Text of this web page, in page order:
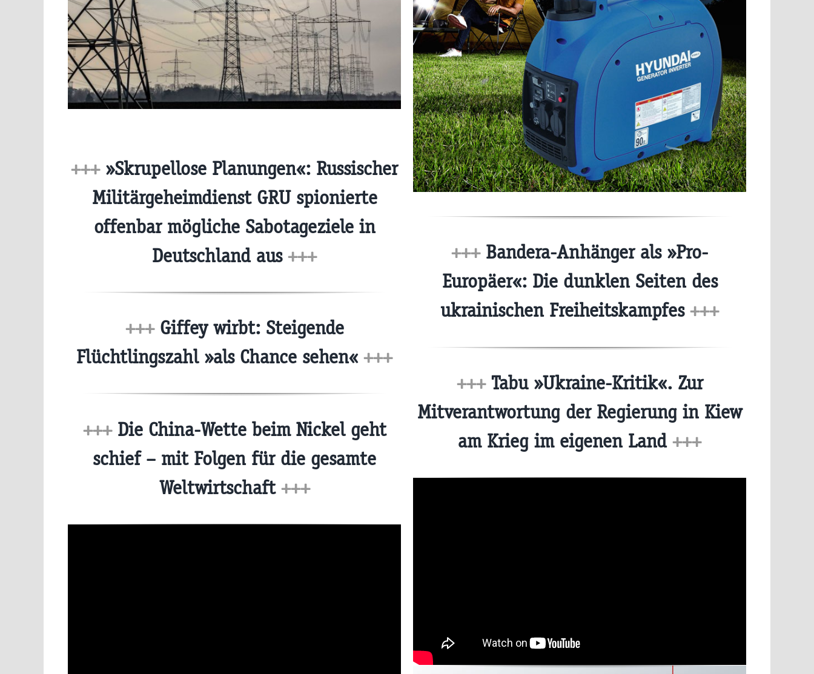
+++»Skrupellose Planungen«: Russischer
Militärgeheimdienst GRU spionierte
offenbar mögliche Sabotageziele in
Deutschland aus +++
+++Giffey wirbt: Steigende
Flüchtlingszahl »als Chance sehen« +++
+++Die China-Wette beim Nickel geht
schief – mit Folgen für die gesamte
Weltwirtschaft +++
+++Bandera-Anhänger als »Pro-
Europäer«: Die dunklen Seiten des
ukrainischen Freiheitskampfes +++
+++Tabu »Ukraine-Kritik«. Zur
Mitverantwortung der Regierung in Kiew
am Krieg im eigenen Land +++